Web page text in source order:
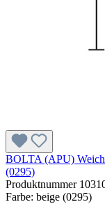
BOLTA (APU)
(0295)
Produktnummer
Farbe: beige (0295)